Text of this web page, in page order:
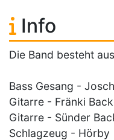
Info
Die Band besteht
Bass Gesang - Josch
Gitarre - Fränki
Gitarre - Sünder
Schlagzeug - Hörby